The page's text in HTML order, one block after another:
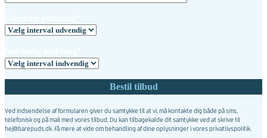
Ved indsendelse af formularen giver du samtykke til at vi, må kontakte dig både på sms,
telefonisk og på mail med vores tilbud. Du kan tilbagekalde dit samtykke ved at skrive til
hej@barepuds.dk. Få mere at vide om behandling af dine oplysninger i voresprivatlivspolitik.